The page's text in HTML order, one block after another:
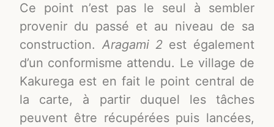
Ce point n’est pas le seul à sembler
provenir du passé et au niveau de sa
construction. Aragami 2 est également
d’un conformisme attendu. Le village de
Kakurega est en fait le point central de
la carte, à partir duquel les tâches
peuvent être récupérées puis lancées,